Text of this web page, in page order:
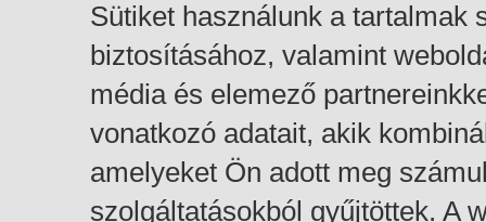
Sütiket használunk a tartalmak
biztosításához, valamint
média és elemező
vonatkozó adatait, akik
amelyeket Ön adott meg
szolgáltatásokból gyűjtöttek. A